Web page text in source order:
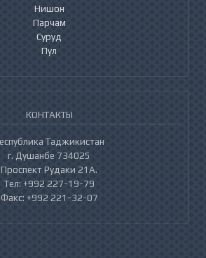
Нишон
Парчам
Суруд
Пул
КОНТАКТЫ
Таджикистан
г. Душанбе 734025
Проспект Рудаки 21А.
Тел: +992 227-19-79
Факс: +992 221-32-07